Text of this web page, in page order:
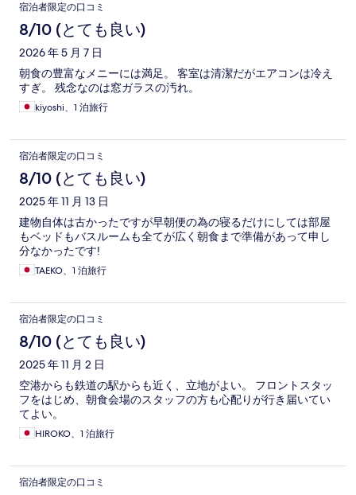
宿泊者限定の口コミ
8/10 (とても良い)
2026 年 5 月 7 日
朝食の豊富なメニーには満足。 客室は清潔だがエアコンは冷え
すぎ。 残念なのは窓ガラスの汚れ。
kiyoshi、1 泊旅行
宿泊者限定の口コミ
8/10 (とても良い)
2025 年 11 月 13 日
建物自体は古かったですが早朝便の為の寝るだけにしては部屋
もベッドもバスルームも全てが広く朝食まで準備があって申し
分なかったです!
TAEKO、1 泊旅行
宿泊者限定の口コミ
8/10 (とても良い)
2025 年 11 月 2 日
空港からも鉄道の駅からも近く、立地がよい。 フロントスタッ
フをはじめ、朝食会場のスタッフの方も心配りが行き届いてい
てよい。
HIROKO、1 泊旅行
宿泊者限定の口コミ